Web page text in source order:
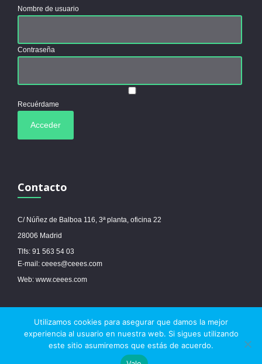
Nombre de usuario
Contraseña
Recuérdame
Contacto
C/ Núñez de Balboa 116, 3ª planta, oficina 22
28006 Madrid
Tlfs: 91 563 54 03
E-mail: ceees@ceees.com
Web: www.ceees.com
© 2017 Ceees - Sitio web desarrollado por espa.es-Aviso legal -Política de
Utilizamos cookies para asegurar que damos la mejor
experiencia al usuario en nuestra web. Si sigues utilizando
este sitio asumiremos que estás de acuerdo.